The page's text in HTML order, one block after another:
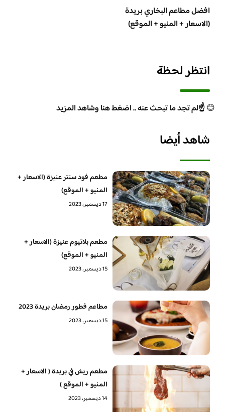
افضل مطاعم البخاري بريدة
(الاسعار + المنيو + الموقع)
انتظر لحظة
😊☝️لم تجد ما تبحث عنه .. اضغط هنا وشاهد المزيد
شاهد أيضا
مطعم فود سنتر عنيزة (الاسعار +
المنيو + الموقع)
17 ديسمبر، 2023
مطعم بلاتيوم عنيزة (الاسعار +
المنيو + الموقع)
15 ديسمبر، 2023
مطاعم فطور رمضان بريدة 2023
15 ديسمبر، 2023
مطعم ريش في بريدة ( الاسعار +
المنيو + الموقع )
14 ديسمبر، 2023